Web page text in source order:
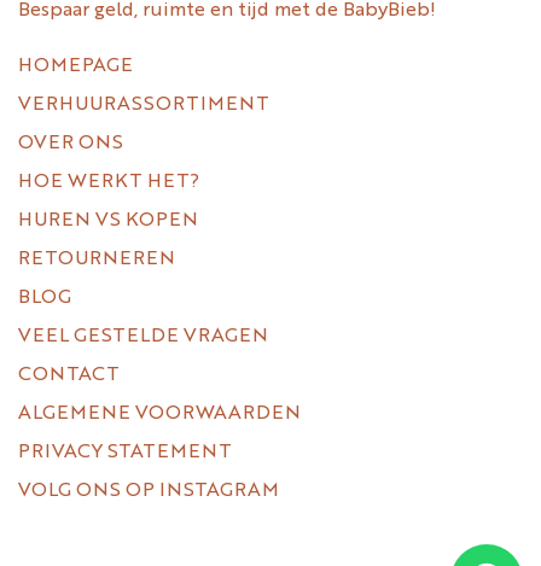
Bespaar geld, ruimte en tijd met de BabyBieb!
HOMEPAGE
VERHUURASSORTIMENT
OVER ONS
HOE WERKT HET?
HUREN VS KOPEN
RETOURNEREN
BLOG
VEEL GESTELDE VRAGEN
CONTACT
ALGEMENE VOORWAARDEN
PRIVACY STATEMENT
VOLG ONS OP INSTAGRAM